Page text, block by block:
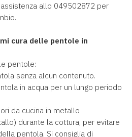
allo 049502872 per
cura delle pentole in
pentole:
senza alcun contenuto.
in acqua per un lungo periodo
da cucina in metallo
durante la cottura, per evitare
pentola. Si consiglia di